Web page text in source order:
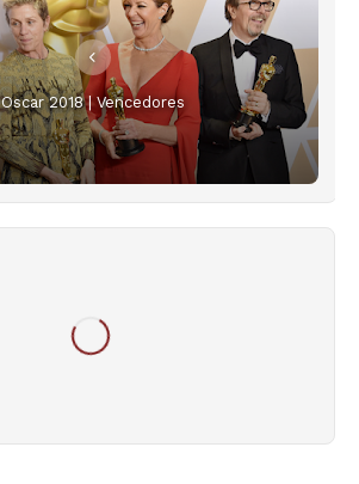
Oscar 2018 | Vencedores